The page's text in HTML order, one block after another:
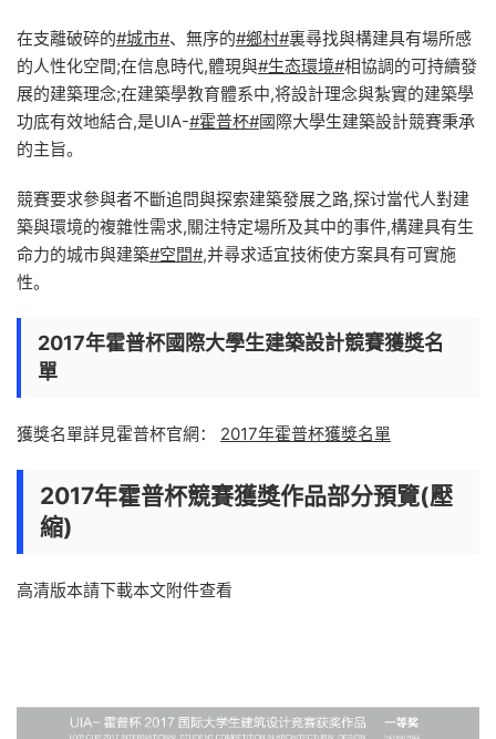
在支離破碎的#城市#、無序的#鄉村#裏尋找與構建具有場所感
的人性化空間;在信息時代,體現與#生态環境#相協調的可持續發
展的建築理念;在建築學教育體系中,将設計理念與紮實的建築學
功底有效地結合,是UIA-#霍普杯#國際大學⽣建築設計競賽秉承
的主旨。
競賽要求參與者不斷追問與探索建築發展之路,探讨當代人對建
築與環境的複雜性需求,關注特定場所及其中的事件,構建具有生
命⼒的城市與建築#空間#,并尋求适宜技術使方案具有可實施
性。
2017年霍普杯國際大學生建築設計競賽獲獎名
單
獲獎名單詳見霍普杯官網： 2017年霍普杯獲獎名單
2017年霍普杯競賽獲獎作品部分預覽(壓
縮)
高清版本請下載本文附件查看